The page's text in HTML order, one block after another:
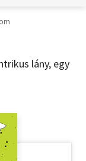
lány, egy